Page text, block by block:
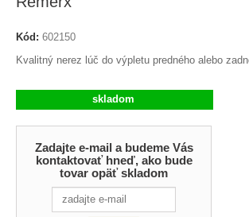
Kód: 602150
Kvalitný nerez lúč do výpletu predného alebo
skladom
Zadajte e-mail a budeme Vás
kontaktovať hneď, ako bude
tovar opäť skladom